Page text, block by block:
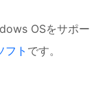
OSをサポー
フト です。